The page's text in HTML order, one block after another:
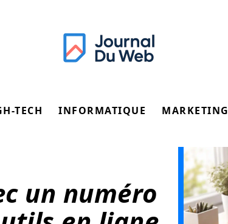
TECH INFORMATIQUE MARKETING
un numéro